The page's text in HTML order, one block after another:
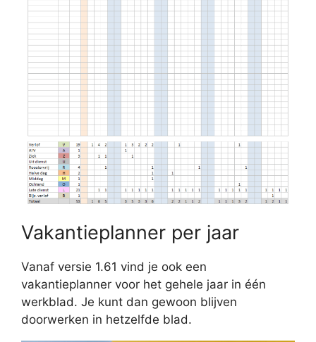
Vakantieplanner per jaar
Vanaf versie 1.61 vind je ook een
vakantieplanner voor het gehele jaar in één
werkblad. Je kunt dan gewoon blijven
doorwerken in hetzelfde blad.